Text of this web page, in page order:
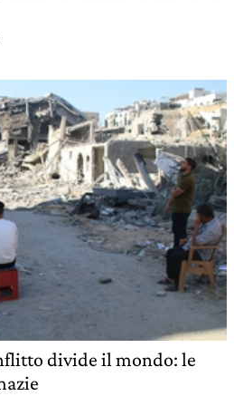
divide il mondo: le